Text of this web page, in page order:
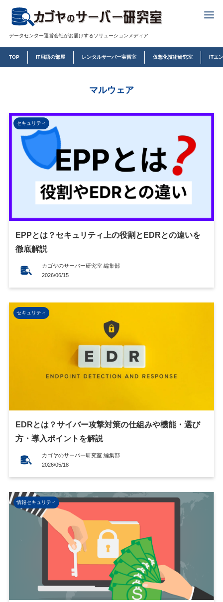
データセンター運営会社がお届けするソリューションメディア
TOP IT用語の部屋 レンタルサーバー実習室 仮想化技術研究室 ITエ
マルウェア
セキュリティ
EPPとは？セキュリティ上の役割とEDRとの違いを
徹底解説
カゴヤのサーバー研究室 編集部
2026/06/15
セキュリティ
EDRとは？サイバー攻撃対策の仕組みや機能・選び
方・導入ポイントを解説
カゴヤのサーバー研究室 編集部
2026/05/18
情報セキュリティ